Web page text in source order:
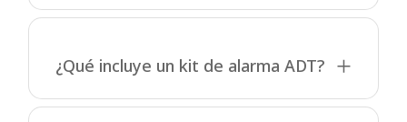
¿Qué incluye un kit de alarma ADT?